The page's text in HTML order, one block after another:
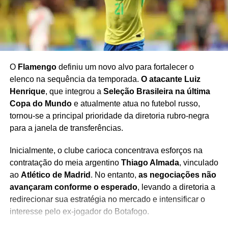
Militão reage após ter nome ligado à crise entre
Virginia e Vini Jr.
O Flamengodefiniu um novo alvo para fortalecer o
elenco na sequência da temporada. O atacante Luiz
Henrique, que integrou a Seleção Brasileira na última
Copa do Mundoe atualmente atua no futebol russo,
tornou-se a principal prioridade da diretoria rubro-negra
para a janela de transferências.
Inicialmente, o clube carioca concentrava esforços na
contratação do meia argentino Thiago Almada, vinculado
ao Atlético de Madrid . No entanto, as negociações não
avançaram conforme o esperado, levando a diretoria a
redirecionar sua estratégia no mercado e intensificar o
interesse pelo ex-jogador do Botafogo.